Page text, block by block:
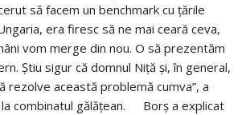
să facem un benchmark cu țările
era firesc să ne mai ceară ceva,
vom merge din nou. O să prezentăm
Știu sigur că domnul Niță și, în general,
rezolve această problemă cumva”, a
combinatul gălățean. Borș a explicat